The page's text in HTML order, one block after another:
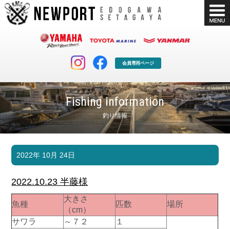
会員専用ページ
Fishing information
釣り情報
マリンクラブ
マリンライフを堪能したい！
ボート販売
ボート免許
長年の実績と信頼！
店舗情報 公式ブログ
2022年 10月 24日
2022.10.23 半藤様
魚種
大きさ
（cm）
匹数
場所
サワラ
～７２ １